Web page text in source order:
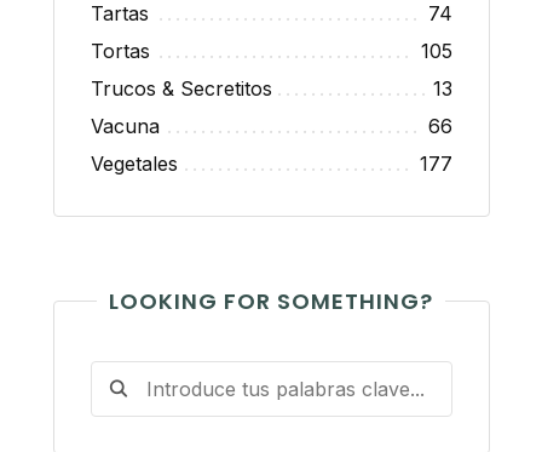
Tartas
74
Tortas
105
Trucos & Secretitos
13
Vacuna
66
Vegetales
177
LOOKING FOR SOMETHING?